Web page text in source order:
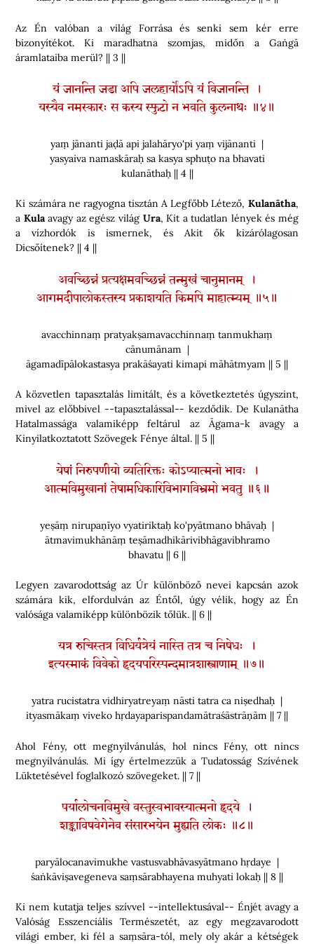
Az Én valóban a világ Forrása és senki sem kér erre
bizonyítékot. Ki maradhatna szomjas, midőn a Gaṅgā
áramlataiba merül? || 3 ||
यं जानन्ति जडा अपि जलहार्योऽपि यं विजानन्ति ।
यस्यैव नमस्कारः स कस्य स्फुटो न भवति कुलनाथः ॥४॥
yaṃ jānanti jaḍā api jalahāryo'pi yaṃ vijānanti |
yasyaiva namaskāraḥ sa kasya sphuṭo na bhavati
kulanāthaḥ || 4 ||
Ki számára ne ragyogna tisztán A Legfőbb Létező, Kulanātha,
a Kulaavagy az egész világ Ura, Kit a tudatlan lények és még
a vízhordók is ismernek, és Akit ők kizárólagosan
Dicsőítenek? || 4 ||
अवच्छिन्नं प्रत्यक्षमवच्छिन्नं तन्मुखं चानुमानम् ।
आगमदीपालोकस्तस्य प्रकाशयति किमपि माहात्म्यम् ॥५॥
avacchinnaṃ pratyakṣamavacchinnaṃ tanmukhaṃ
cānumānam |
āgamadīpālokastasya prakāśayati kimapi māhātmyam || 5 ||
A közvetlen tapasztalás limitált, és a következtetés úgyszint,
mivel az előbbivel --tapasztalással-- kezdődik. De Kulanātha
Hatalmassága valamiképp feltárul az Āgama-k avagy a
Kinyilatkoztatott Szövegek Fénye által. || 5 ||
येषां निरुपणीयो व्यतिरिक्तः कोऽप्यात्मनो भावः ।
आत्मविमुखानां तेषामधिकारिविभागविभ्रमो भवतु ॥६॥
yeṣāṃ nirupaṇīyo vyatiriktaḥ ko'pyātmano bhāvaḥ |
ātmavimukhānāṃ teṣāmadhikārivibhāgavibhramo
bhavatu || 6 ||
Legyen zavarodottság az Úr különböző nevei kapcsán azok
számára kik, elfordulván az Éntől, úgy vélik, hogy az Én
valósága valamiképp különbözik tőlük. || 6 ||
यत्र रुचिस्तत्र विधिर्यत्रेयं नास्ति तत्र च निषेधः ।
इत्यस्माकं विवेको हृदयपरिस्पन्दमात्रशास्त्राणाम् ॥७॥
yatra rucistatra vidhiryatreyaṃ nāsti tatra ca niṣedhaḥ |
ityasmākaṃ viveko hṛdayaparispandamātraśāstrāṇām || 7 ||
Ahol Fény, ott megnyilvánulás, hol nincs Fény, ott nincs
megnyilvánulás. Mi így értelmezzük a Tudatosság Szívének
Lüktetésével foglalkozó szövegeket. || 7 ||
पर्यालोचनविमुखे वस्तुस्वभावस्यात्मनो हृदये ।
शङ्काविषवेगेनेव संसारभयेन मुह्यति लोकः ॥८॥
paryālocanavimukhe vastusvabhāvasyātmano hṛdaye |
śaṅkāviṣavegeneva saṃsārabhayena muhyati lokaḥ || 8 ||
Ki nem kutatja teljes szívvel --intellektusával-- Énjét avagy a
Valóság Esszenciális Természetét, az egy megzavarodott
világi ember, ki fél a saṃsāra-tól, mely oly akár a kétségek